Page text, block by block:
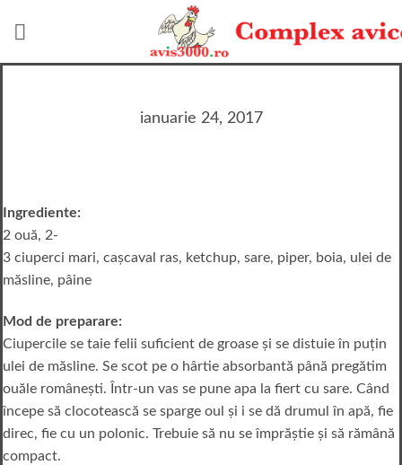
ianuarie 24, 2017
Ingrediente:
2 ouă, 2-
3 ciuperci mari, cașcaval ras, ketchup, sare, piper, boia, ulei de
măsline, pâine
Mod de preparare:
Ciupercile se taie felii suficient de groase şi se distuie în puţin
ulei de măsline. Se scot pe o hârtie absorbantă până pregătim
ouăle româneşti. Într-un vas se pune apa la fiert cu sare. Când
începe să clocotească se sparge oul şi i se dă drumul în apă, fie
direc, fie cu un polonic. Trebuie să nu se împrăştie şi să rămână
compact.